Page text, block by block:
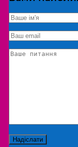
Екскурсія/